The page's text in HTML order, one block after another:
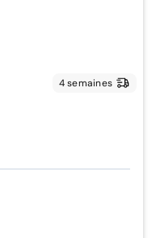
4 semaines